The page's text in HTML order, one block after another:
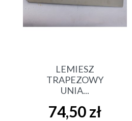
LEMIESZ
TRAPEZOWY
UNIA...
Cena
74,50 zł